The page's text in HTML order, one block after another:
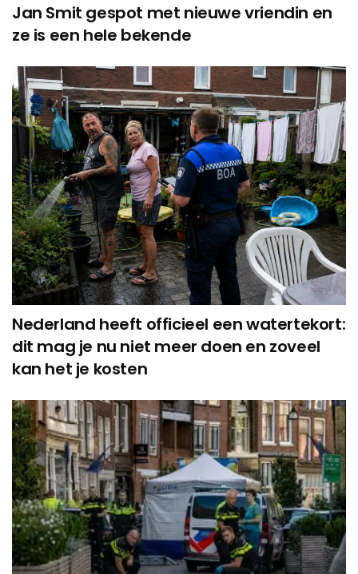
Jan Smit gespot met nieuwe vriendin en
ze is een hele bekende
Nederland heeft officieel een watertekort:
dit mag je nu niet meer doen en zoveel
kan het je kosten